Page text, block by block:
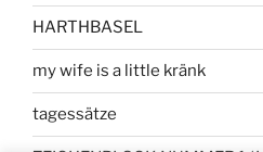
HARTHBASEL
my wife is a little kränk
tagessätze